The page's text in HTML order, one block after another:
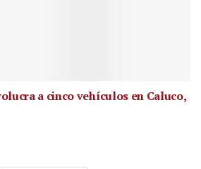
a cinco vehículos en Caluco,